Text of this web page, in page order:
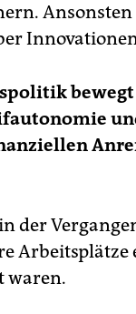
der
waren.